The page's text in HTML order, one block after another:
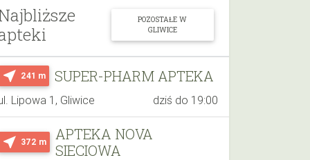
POZOSTAŁE W
GLIWICE
near_me 241 m SUPER-PHARM APTEKA
Lipowa 1, Gliwice dziś do 19:00
near_me 372 m
APTEKA NOVA
SIECIOWA